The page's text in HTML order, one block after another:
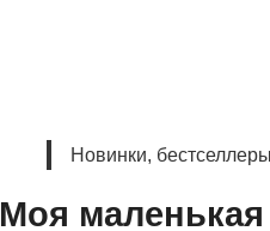
Новинки,
Моя маленькая